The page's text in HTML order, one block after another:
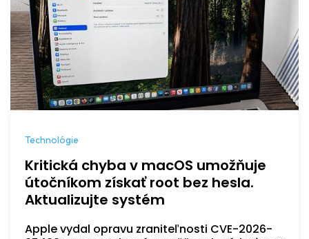
Technológie
Kritická chyba v macOS umožňuje
útočníkom získať root bez hesla.
Aktualizujte systém
Apple vydal opravu zraniteľnosti CVE-2026-